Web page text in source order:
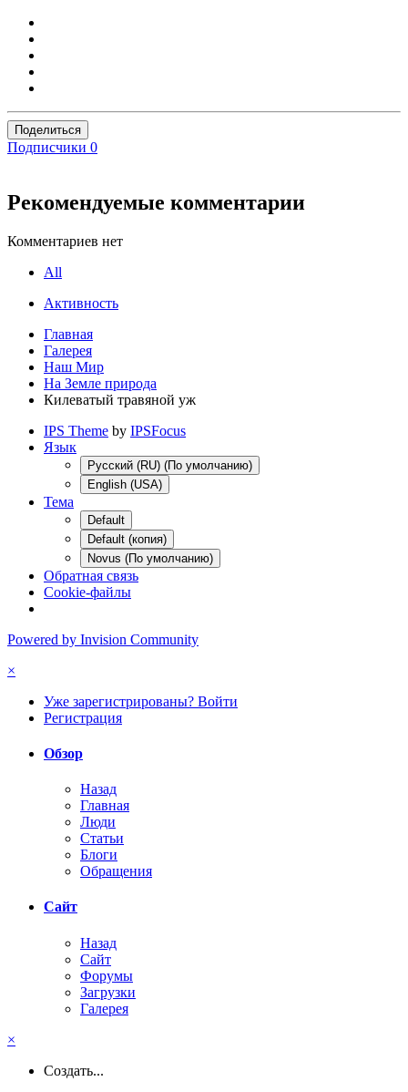
Поделиться
Подписчики 0
Рекомендуемые комментарии
Комментариев нет
All
Активность
Главная
Галерея
Наш Мир
На Земле природа
Килеватый травяной уж
IPS Theme by IPSFocus
Язык
Русский (RU) (По умолчанию)
English (USA)
Тема
Default
Default (копия)
Novus (По умолчанию)
Обратная связь
Cookie-файлы
Powered by Invision Community
×
Уже зарегистрированы? Войти
Регистрация
Обзор
Назад
Главная
Люди
Статьи
Блоги
Обращения
Сайт
Назад
Сайт
Форумы
Загрузки
Галерея
×
Создать...